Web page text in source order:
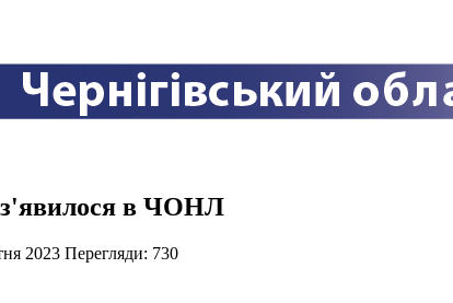
з'явилося в ЧОНЛ
2023 Перегляди: 730